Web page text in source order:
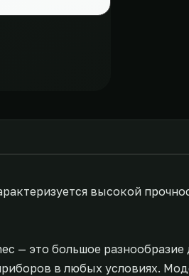
высокой
— это большое
в любых условиях.